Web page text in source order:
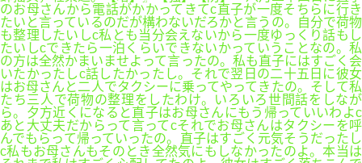
のお母さんから電話がかかってきてc直子が一度そちらに行き
たいと言っているのだが構わないだろかと言うの。自分で荷物
も整理したいしc私とも当分会えないから一度ゆっくり話もし
たいしcできたら一泊くらいできないかっていうことなの。私
の方は全然かまいませよって言ったの。私も直子にはすごく会
いたかったしc話したかったし。それで翌日の二十五日に彼女
はお母さんと二人でタクシーに乗ってやってきたの。そして私
たち三人で荷物の整理をしたわけ。いろいろ世間話をしなが
ら。夕方近くになると直子はお母さんにもう帰っていいわよc
あと大丈夫だからって言ってcそれでお母さんはタクシーを呼
んでもらって帰っていったの。直子はすごく元気そうだったし
c私もお母さんもそのとき全然気にもしなかったのよ。本当は